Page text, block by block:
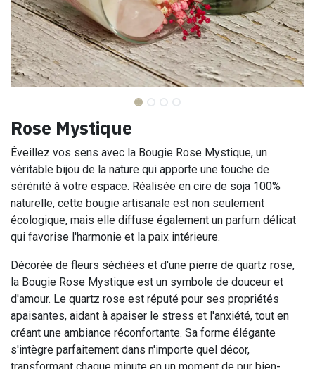
Rose Mystique
Éveillez vos sens avec la Bougie Rose Mystique, un
véritable bijou de la nature qui apporte une touche de
sérénité à votre espace. Réalisée en cire de soja 100%
naturelle, cette bougie artisanale est non seulement
écologique, mais elle diffuse également un parfum délicat
qui favorise l'harmonie et la paix intérieure.
Décorée de fleurs séchées et d'une pierre de quartz rose,
la Bougie Rose Mystique est un symbole de douceur et
d'amour. Le quartz rose est réputé pour ses propriétés
apaisantes, aidant à apaiser le stress et l'anxiété, tout en
créant une ambiance réconfortante. Sa forme élégante
s'intègre parfaitement dans n'importe quel décor,